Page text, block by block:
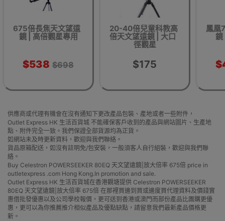
675倍長焦天文望遠
鏡 | 高倍觀星專用
$538 $698
20-40倍兒童科教高
倍天文望遠鏡 | 大口
徑觀星
$175
鳳凰
鏡
供應商或代理有機會在沒有通知下更改產品包裝、產地或者一些附件，
Outlet Express HK 生活百貨城 不能確保客戶收到的產品與網站圖片、生產地
點、附件完全一致。我們保證全部貨源均為正貨。
如網站未及時更新資料，歡迎與我們聯絡。
貨品原箱配送，如沒有註明免/包安裝，一般須客人自行組裝，歡迎與我們聯
絡。
Buy Celestron POWERSEEKER 80EQ 天文望遠鏡|放大倍率 675倍 price in
outletexpress .com Hong Kong.In promotion and sale.
Outlet Express HK 生活百貨城在香港觀塘提供 Celestron POWERSEEKER
80EQ 天文望遠鏡|放大倍率 675倍 在那裡買邊到買或邊度買代理資料及價錢實
惠借批發優惠以及公司學校報價，更可送到香港或澳門而部份產品比團購更優
惠，更可以為你推薦推介相似產品及優點缺點，請留意我們最新產品價格更
新。